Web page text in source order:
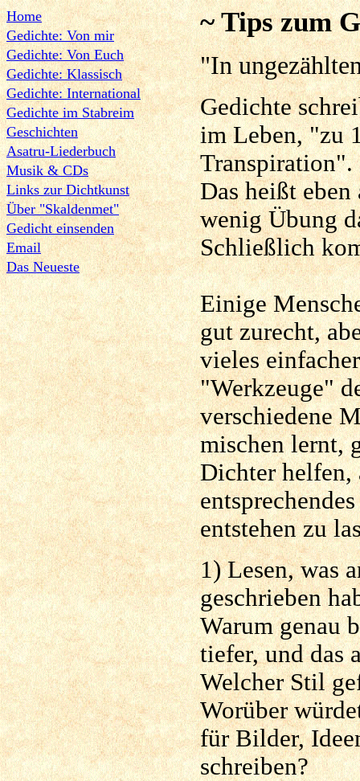
Home
Gedichte: Von mir
Gedichte: Von Euch
Gedichte: Klassisch
Gedichte: International
Gedichte im Stabreim
Geschichten
Asatru-Liederbuch
Musik & CDs
Links zur Dichtkunst
Über "Skaldenmet"
Gedicht einsenden
Email
Das Neueste
~ Tips zum
"In
Gedichte
im Leben, "zu
Transpiration".
Das heißt
wenig Übung
Schließlich
Einige
gut zurecht,
vieles
"Werkzeuge"
verschiedene
mischen lernt,
Dichter helfen,
entstehen zu
1) Lesen, was
geschrieben
Warum genau
tiefer, und das
Welcher Stil
Worüber
für Bilder,
schreiben?